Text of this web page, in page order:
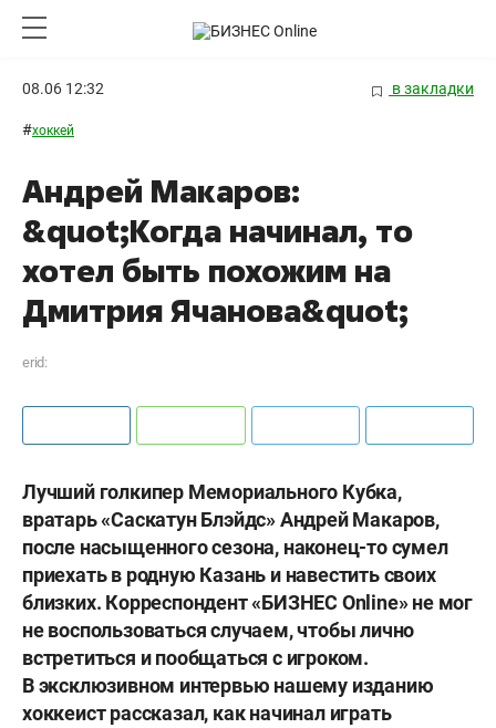
08.06 12:32 в закладки
#хоккей
Андрей Макаров:
&quot;Когда начинал, то
хотел быть похожим на
Дмитрия Ячанова&quot;
erid:
Лучший голкипер Мемориального Кубка,
вратарь «Саскатун Блэйдс» Андрей Макаров,
после насыщенного сезона, наконец-то сумел
приехать в родную Казань и навестить своих
близких. Корреспондент «БИЗНЕС Online» не мог
не воспользоваться случаем, чтобы лично
встретиться и пообщаться с игроком.
В эксклюзивном интервью нашему изданию
хоккеист рассказал, как начинал играть